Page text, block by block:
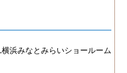
浜みなとみらいショールーム